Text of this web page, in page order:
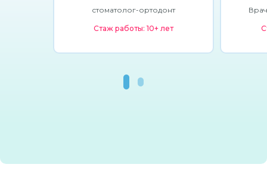
стоматолог-ортодонт
Стаж работы: 10+ лет